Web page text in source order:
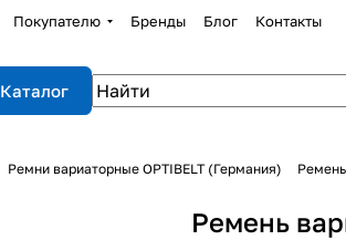
Покупателю Бренды Блог Контакты
Каталог
Ремни вариаторные OPTIBELT (Германия)
Ремень